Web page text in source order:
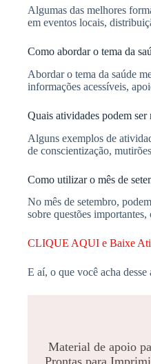
Algumas das melhores
em eventos locais,
Como abordar o tema da
Abordar o tema da saúde
informações acessíveis,
Quais atividades podem
Alguns exemplos de
de conscientização,
Como utilizar o mês de
No mês de setembro,
sobre questões
CLIQUE AQUI e Baixe
E aí, o que você acha
Material de apoio
Prontas para